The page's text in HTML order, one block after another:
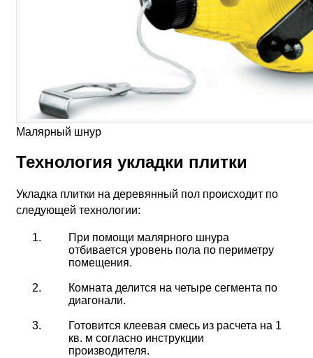
Малярный шнур
Технология укладки плитки
Укладка плитки на деревянный пол происходит по
следующей технологии:
При помощи малярного шнура
отбивается уровень пола по периметру
помещения.
Комната делится на четыре сегмента по
диагонали.
Готовится клеевая смесь из расчета на 1
кв. м согласно инструкции
производителя.